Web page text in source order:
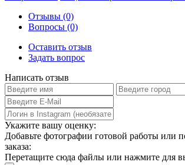
Отзывы (0)
Вопросы (0)
Оставить отзыв
Задать вопрос
Написать отзыв
Укажите вашу оценку:
Добавьте фотографии готовой работы или
заказа:
Перетащите сюда файлы или нажмите для